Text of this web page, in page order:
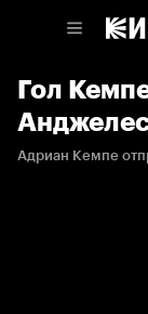
Гол
Адриан Кемпе